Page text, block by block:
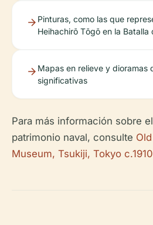
Pinturas, como las que
Heihachirō Tōgō en la Batalla
Mapas en relieve y dioramas
significativas
Para más información sobre
patrimonio naval, consulte
Museum, Tsukiji, Tokyo c.1910